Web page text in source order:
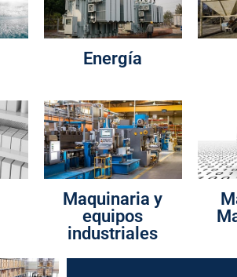
Energía
Maquinaria y
equipos
industriales